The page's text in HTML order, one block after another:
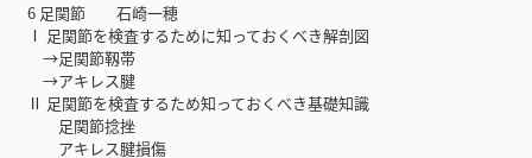
6 足関節 石崎一穂
Ⅰ 足関節を検査するために知っておくべき解剖図
→足関節靱帯
→アキレス腱
Ⅱ 足関節を検査するため知っておくべき基礎知識
足関節捻挫
アキレス腱損傷